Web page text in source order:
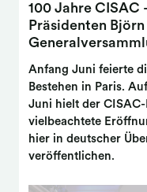
100 Jahre CISAC
Präsidenten
Anfang Juni feierte
Bestehen in Paris.
Juni hielt der
vielbeachtete
hier in deutscher
veröffentlichen.